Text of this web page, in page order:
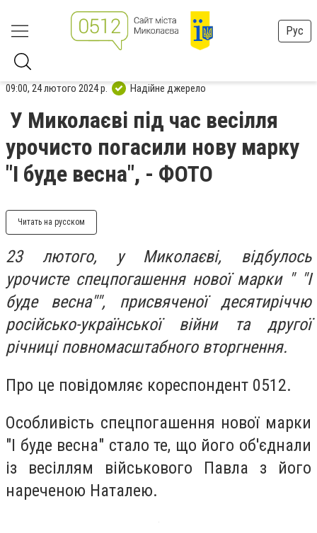
Рус
09:00, 24 лютого 2024 р. Надійне джерело
У Миколаєві під час весілля
урочисто погасили нову марку
"І буде весна", - ФОТО
Читать на русском
23 лютого, у Миколаєві, відбулось
урочисте спецпогашення нової марки " "І
буде весна"", присвяченої десятиріччю
російсько-української війни та другої
річниці повномасштабного вторгнення.
Про це повідомляє кореспондент 0512.
Особливість спецпогашення нової марки
"І буде весна" стало те, що його об'єднали
із весіллям військового Павла з його
нареченою Наталею.